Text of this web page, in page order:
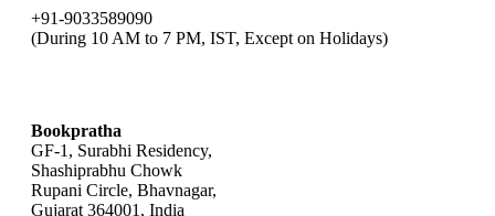
+91-9033589090
(During 10 AM to 7 PM, IST, Except on Holidays)
Bookpratha
GF-1, Surabhi Residency,
Shashiprabhu Chowk
Rupani Circle, Bhavnagar,
Gujarat 364001, India